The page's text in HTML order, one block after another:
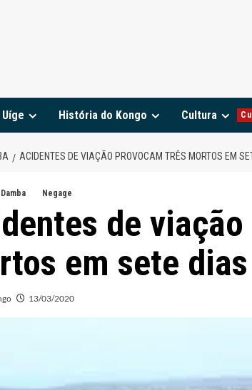
História do Kongo Cultura
ACIDENTES DE VIAÇÃO PROVOCAM TRÊS MORTOS EM
Damba Negage
de
em sete dias
13/03/2020